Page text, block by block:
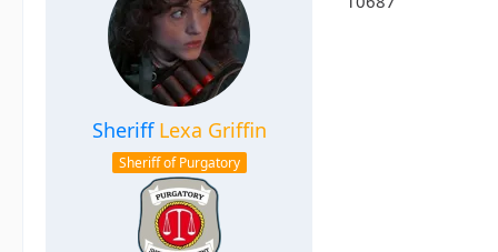
Sheriff Lexa Griffin
Sheriff of Purgatory